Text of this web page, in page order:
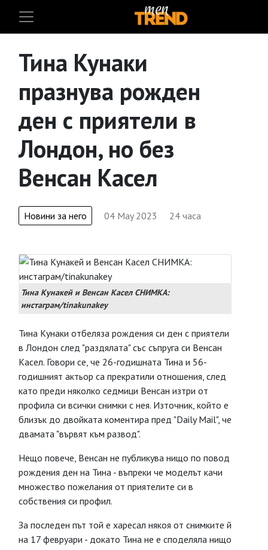
Тина Кунаки
празнува рожден
ден с приятели в
Лондон, но без
Венсан Касел
Новини за него 04 May 2023 24 часа
Тина Кунакей и Венсан Касел СНИМКА:
инстаграм/tinakunakey
Тина Кунаки отбеляза рождения си ден с приятели
в Лондон след "раздялата" със съпруга си Венсан
Касел. Говори се, че 26-годишната Тина и 56-
годишният актьор са прекратили отношения, след
като преди няколко седмици Венсан изтри от
профила си всички снимки с нея. Източник, който е
близък до двойката коментира пред "Daily Mail", че
двамата "вървят към развод".
Нещо повече, Венсан не публикува нищо по повод
рождения ден на Тина - въпреки че моделът качи
множество пожелания от приятелите си в
собствения си профил.
За последен път той е харесал някоя от снимките й
на 17 февруари - докато Тина не е споделяла нищо